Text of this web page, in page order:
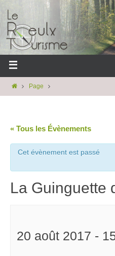
Page
« Tous les Évènements
Cet évènement est passé
La Guinguette
20 août 2017 -